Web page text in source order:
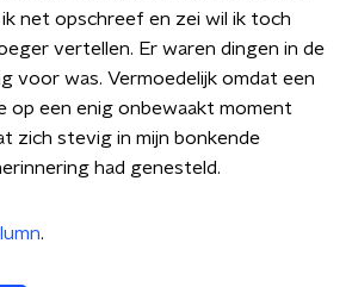
net opschreef en zei wil ik toch
vertellen. Er waren dingen in de
voor was. Vermoedelijk omdat een
op een enig onbewaakt moment
zich stevig in mijn bonkende
had genesteld.
.